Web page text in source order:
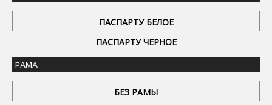
ПАСПАРТУ БЕЛОЕ
ПАСПАРТУ ЧЕРНОЕ
РАМА
БЕЗ РАМЫ